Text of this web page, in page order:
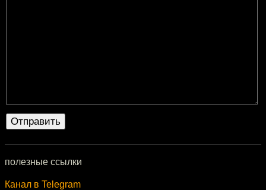
полезные ссылки
Канал в Telegram